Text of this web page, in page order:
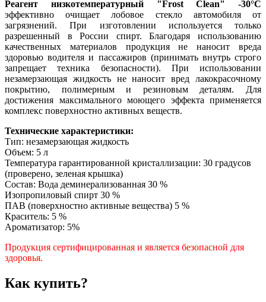
Реагент низкотемпературный "Frost Clean" -30°C
эффективно очищает лобовое стекло автомобиля от
загрязнений. При изготовлении используется только
разрешенный в России спирт. Благодаря использованию
качественных материалов продукция не наносит вреда
здоровью водителя и пассажиров (принимать внутрь строго
запрещает техника безопасности). При использовании
незамерзающая жидкость не наносит вред лакокрасочному
покрытию, полимерным и резиновым деталям. Для
достижения максимального моющего эффекта применяется
комплекс поверхностно активных веществ.
Технические характеристики:
Тип: незамерзающая жидкость
Объем: 5 л
Температура гарантированной кристаллизации: 30 градусов
(проверено, зеленая крышка)
Состав: Вода деминерализованная 30 %
Изопропиловый спирт 30 %
ПАВ (поверхностно активные вещества) 5 %
Краситель: 5 %
Ароматизатор: 5%
Продукция сертифицированная и является безопасной для
здоровья.
Как купить?